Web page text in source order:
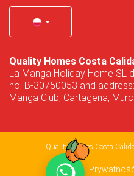
Quality Homes Costa
La Manga Holiday Home SL
no. B-30750053 and
Manga Club, Cartagena,
Quality Homes Costa